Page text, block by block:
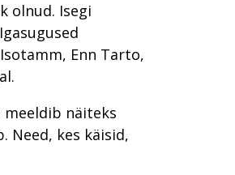
olnud. Isegi
Enn Tarto,
näiteks
Need, kes käisid,